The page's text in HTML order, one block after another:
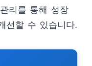
리를 통해 성장
선할 수 있습니다.